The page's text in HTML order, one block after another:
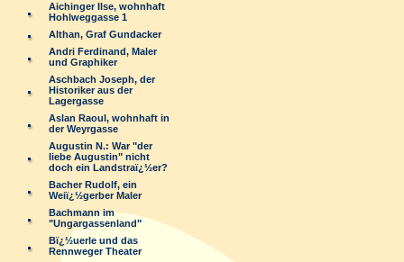
Aichinger Ilse, wohnhaft
Hohlweggasse 1
Althan, Graf Gundacker
Andri Ferdinand, Maler
und Graphiker
Aschbach Joseph, der
Historiker aus der
Lagergasse
Aslan Raoul, wohnhaft in
der Weyrgasse
Augustin N.: War "der
liebe Augustin" nicht
doch ein Landstraï¿½er?
Bacher Rudolf, ein
Weiï¿½gerber Maler
Bachmann im
"Ungargassenland"
Bï¿½uerle und das
Rennweger Theater